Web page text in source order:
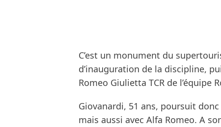
C’est un monument du
d’inauguration de la discipline,
Romeo Giulietta TCR de l’équipe
Giovanardi, 51 ans, poursuit
mais aussi avec Alfa Romeo. A